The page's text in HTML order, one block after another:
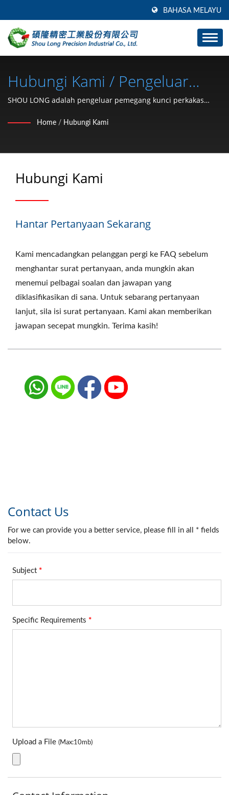
BAHASA MELAYU
Hubungi Kami / Pengeluar
Bahagian Perkakasan Kereta &
Motosikal (Cincin Penahan
SHOU LONG
SHOU LONG adalah pengeluar pemegang kunci perkakas
Home / Hubungi Kami
Hubungi Kami
Hantar Pertanyaan Sekarang
Kami mencadangkan pelanggan pergi ke FAQ sebelum
menghantar surat pertanyaan, anda mungkin akan
menemui pelbagai soalan dan jawapan yang
diklasifikasikan di sana. Untuk sebarang pertanyaan
lanjut, sila isi surat pertanyaan. Kami akan memberikan
jawapan secepat mungkin. Terima kasih!